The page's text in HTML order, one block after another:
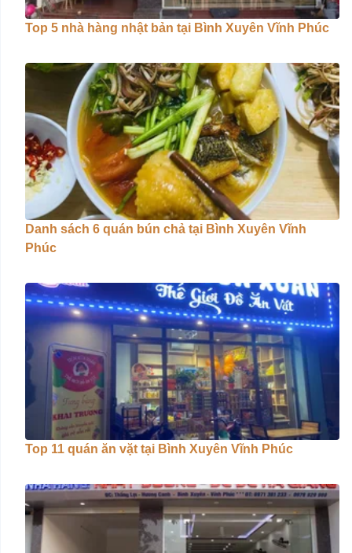
Top 5 nhà hàng nhật bản tại Bình Xuyên Vĩnh Phúc
Danh sách 6 quán bún chả tại Bình Xuyên Vĩnh
Phúc
Top 11 quán ăn vặt tại Bình Xuyên Vĩnh Phúc